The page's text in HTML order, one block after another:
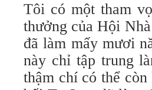
Tôi có một tham
thưởng của Hội
đã làm mấy mươi
này chỉ tập trung
thậm chí có thể